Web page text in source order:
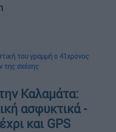
του γραμμή ο 41χρονος
της σχέσης
Καλαμάτα:
ασφυκτικά -
και GPS